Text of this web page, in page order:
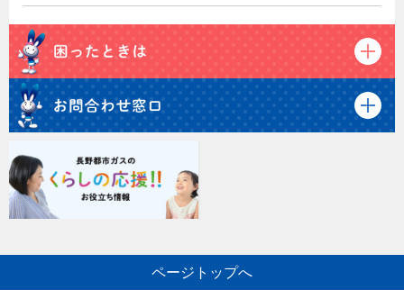
インターネット受付
ページトップへ